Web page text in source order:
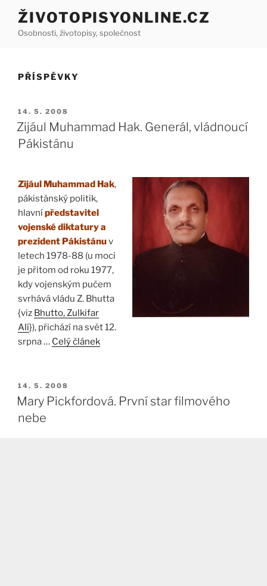
Přejít
obsahu
ŽIVOTOPISYONLINE.CZ
Osobnosti, životopisy, společnost
PŘÍSPĚVKY
PUBLIKOVÁNO
14. 5. 2008
Zijául Muhammad Hak. Generál, vládnoucí
Pákistánu
Zijául Muhammad Hak,
pákistánský politik,
hlavnípředstavitel
vojenské diktatury a
prezident Pákistánuv
letech 1978-88 (u moci
je přitom od roku 1977,
kdy vojenským pučem
svrhává vládu Z. Bhutta
{viz Bhutto, Zulkifar
Alí}), přichází na svět 12.
srpna … Celý článek
PUBLIKOVÁNO
14. 5. 2008
Mary Pickfordová. První star filmového
nebe